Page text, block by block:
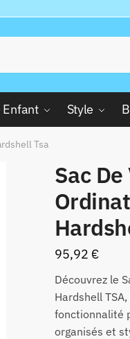
Enfant Style
Tsa
Sac
95,92 €
Découvrez le
Hardshell
fonctionnalité
organisés et